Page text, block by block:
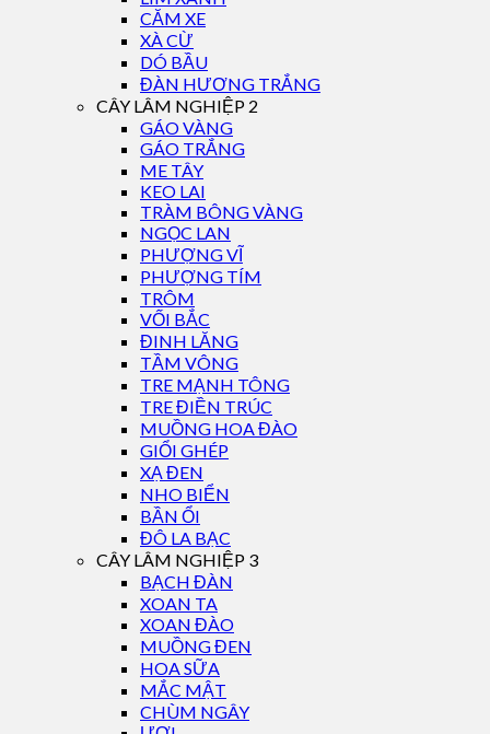
CĂM XE
XÀ CỪ
DÓ BẦU
ĐÀN HƯƠNG TRẮNG
CÂY LÂM NGHIỆP 2
GÁO VÀNG
GÁO TRẮNG
ME TÂY
KEO LAI
TRÀM BÔNG VÀNG
NGỌC LAN
PHƯỢNG VĨ
PHƯỢNG TÍM
TRÔM
VỐI BẮC
ĐINH LĂNG
TẦM VÔNG
TRE MẠNH TÔNG
TRE ĐIỀN TRÚC
MUỒNG HOA ĐÀO
GIỔI GHÉP
XẠ ĐEN
NHO BIỂN
BẦN ỔI
ĐÔ LA BẠC
CÂY LÂM NGHIỆP 3
BẠCH ĐÀN
XOAN TA
XOAN ĐÀO
MUỒNG ĐEN
HOA SỮA
MẮC MẬT
CHÙM NGÂY